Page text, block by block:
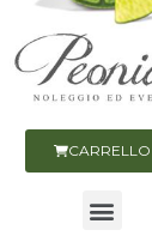
CARRELLO